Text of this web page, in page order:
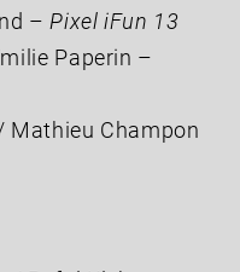
–Pixel iFun 13
Paperin –
Mathieu Champon